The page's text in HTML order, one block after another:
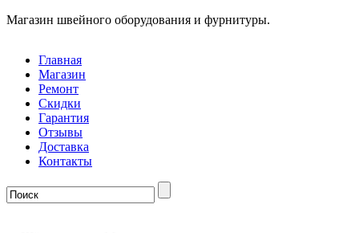
Магазин швейного оборудования и фурнитуры.
Главная
Магазин
Ремонт
Скидки
Гарантия
Отзывы
Доставка
Контакты